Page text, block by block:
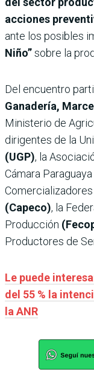
acciones
ante los posibles
Niño”sobre la
Del encuentro
Ganadería,
Ministerio de
dirigentes de la
(UGP), la
Cámara
(Capeco), la
Producción
Productores de
Le puede
del 55 % la
la ANR